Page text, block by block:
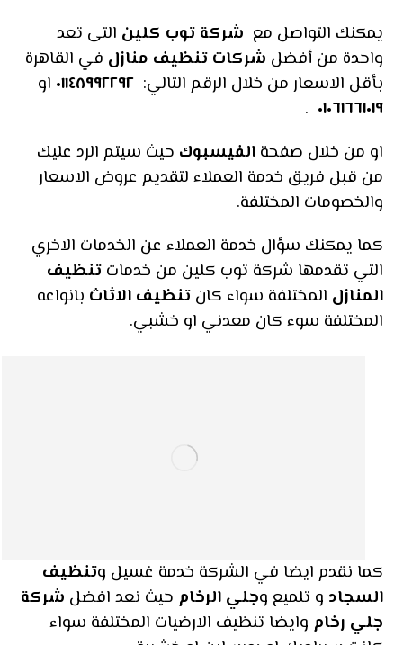
يمكنك التواصل مع شركة توب كلين التى تعد
واحدة من أفضل شركات تنظيف منازل في القاهرة
بأقل الاسعار من خلال الرقم التالي:٠١١٤٨٩٩٢٢٩٢ او
٠١٠٦١٦٦١٠١٩ .
او من خلال صفحةالفيسبوك حيث سيتم الرد عليك
من قبل فريق خدمة العملاء لتقديم عروض الاسعار
والخصومات المختلفة.
كما يمكنك سؤال خدمة العملاء عن الخدمات الاخري
التي تقدمها شركة توب كلين من خدماتتنظيف
المنازل المختلفة سواء كانتنظيف الاثاث بانواعه
المختلفة سوء كان معدني او خشبي.
كما نقدم ايضا في الشركة خدمة غسيل وتنظيف
السجاد و تلميع وجلي الرخام حيث نعد افضل شركة
جلي رخام وايضا تنظيف الارضيات المختلفة سواء